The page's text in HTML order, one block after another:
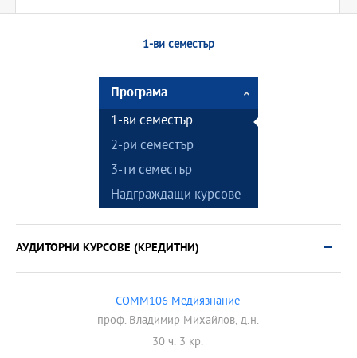
1-ви семестър
Програма
1-ви семестър
2-ри семестър
3-ти семестър
Надграждащи курсове
АУДИТОРНИ КУРСОВЕ (КРЕДИТНИ)
COMM106 Медиязнание
проф. Владимир Михайлов, д.н.
30 ч. 3 кр.